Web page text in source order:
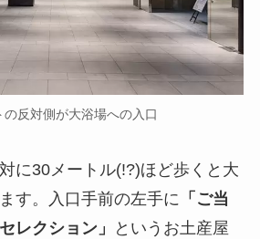
の反対側が大浴場への入口
に30メートル(!?)ほど歩くと大
す。入口手前の左手に 「ご当
レクション」
というお土産屋